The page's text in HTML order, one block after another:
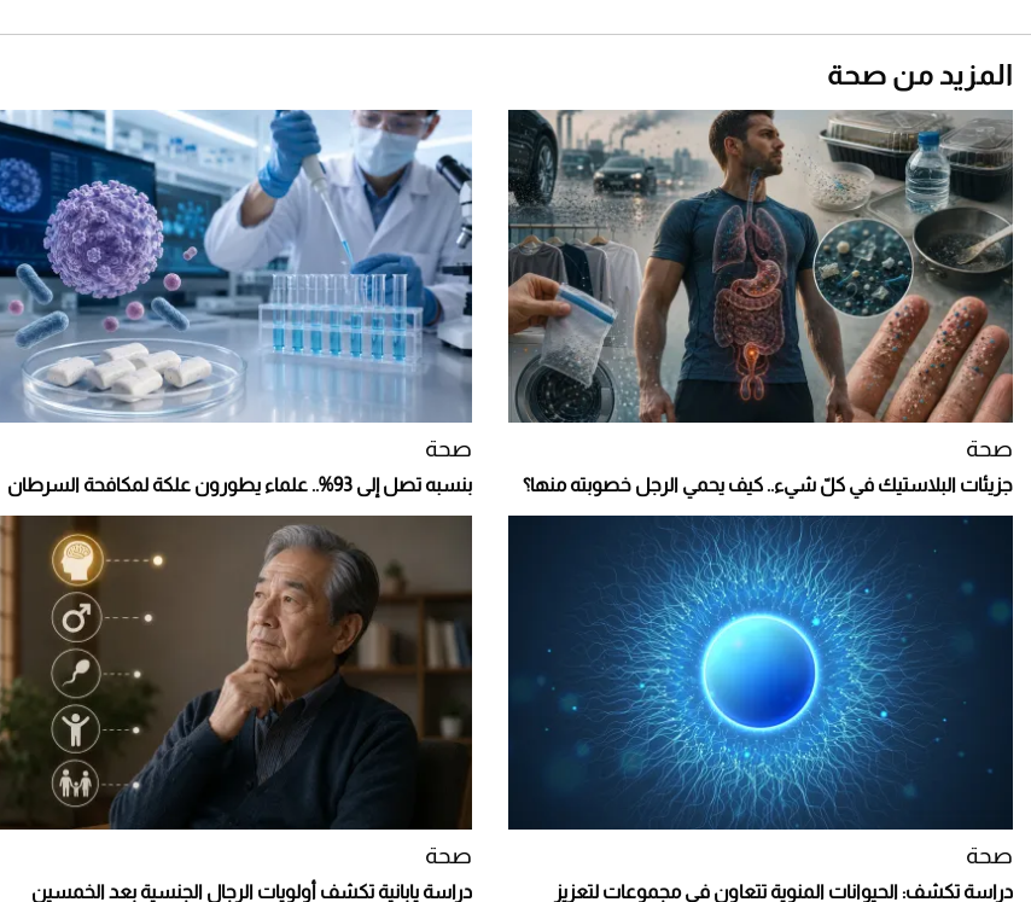
المزيد من صحة
صحة
جزيئات البلاستيك في كلّ شيء.. كيف يحمي الرجل خصوبته منها؟
صحة
بنسبه تصل إلى 93%.. علماء يطورون علكة لمكافحة السرطان
صحة
دراسة تكشف: الحيوانات المنوية تتعاون في مجموعات لتعزيز
صحة
دراسة يابانية تكشف أولويات الرجال الجنسية بعد الخمسين